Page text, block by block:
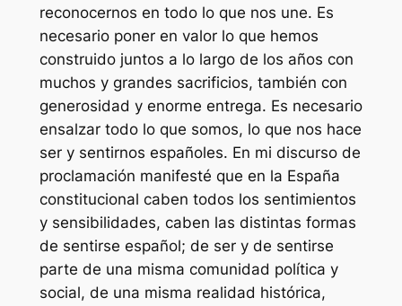
reconocernos en todo lo que nos une. Es
necesario poner en valor lo que hemos
construido juntos a lo largo de los años con
muchos y grandes sacrificios, también con
generosidad y enorme entrega. Es necesario
ensalzar todo lo que somos, lo que nos hace
ser y sentirnos españoles. En mi discurso de
proclamación manifesté que en la España
constitucional caben todos los sentimientos
y sensibilidades, caben las distintas formas
de sentirse español; de ser y de sentirse
parte de una misma comunidad política y
social, de una misma realidad histórica,